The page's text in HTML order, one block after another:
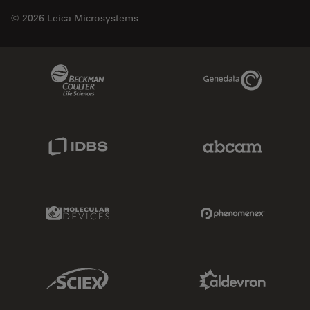
© 2026 Leica Microsystems
Genedata Link
Molecular Devices Link
Sciex Link